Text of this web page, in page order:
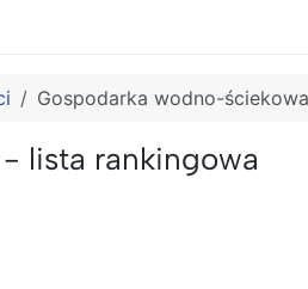
Gospodarka wodno-
lista rankingowa